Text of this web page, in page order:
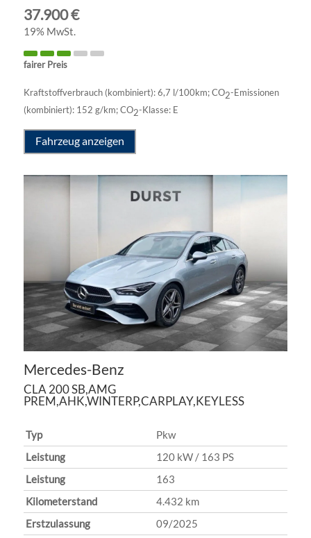
37.900 €
19% MwSt.
fairer Preis
Kraftstoffverbrauch (kombiniert):6,7 l/100km;CO2-Emissionen
(kombiniert): 152 g/km;CO2-Klasse: E
Fahrzeug anzeigen
Mercedes-Benz
CLA 200 SB,AMG
PREM,AHK,WINTERP,CARPLAY,KEYLESS
Typ
Pkw
Leistung
120 kW / 163 PS
Leistung
163
Kilometerstand
4.432 km
Erstzulassung
09/2025